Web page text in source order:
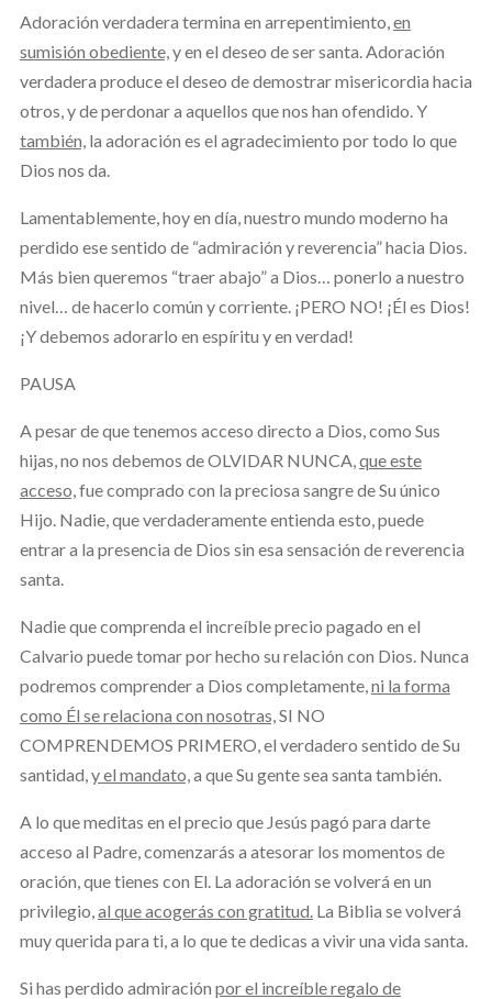
Adoración verdadera termina en arrepentimiento,en
sumisión obediente,y en el deseo de ser santa. Adoración
verdadera produce el deseo de demostrar misericordia hacia
otros, y de perdonar a aquellos que nos han ofendido. Y
también,la adoración es el agradecimiento por todo lo que
Dios nos da.
Lamentablemente, hoy en día, nuestro mundo moderno ha
perdido ese sentido de “admiración y reverencia” hacia Dios.
Más bien queremos “traer abajo” a Dios… ponerlo a nuestro
nivel… de hacerlo común y corriente. ¡PERO NO! ¡Él es Dios!
¡Y debemos adorarlo en espíritu y en verdad!
PAUSA
A pesar de que tenemos acceso directo a Dios, como Sus
hijas, no nos debemos de OLVIDAR NUNCA,que este
acceso,fue comprado con la preciosa sangre de Su único
Hijo. Nadie, que verdaderamente entienda esto, puede
entrar a la presencia de Dios sin esa sensación de reverencia
santa.
Nadie que comprenda el increíble precio pagado en el
Calvario puede tomar por hecho su relación con Dios. Nunca
podremos comprender a Dios completamente,ni la forma
como Él se relaciona con nosotras,SI NO
COMPRENDEMOS PRIMERO, el verdadero sentido de Su
santidad,y el mandato,a que Su gente sea santa también.
A lo que meditas en el precio que Jesús pagó para darte
acceso al Padre, comenzarás a atesorar los momentos de
oración, que tienes con El. La adoración se volverá en un
privilegio,al que acogerás con gratitud.La Biblia se volverá
muy querida para ti, a lo que te dedicas a vivir una vida santa.
Si has perdido admiración por el increíble regalo de